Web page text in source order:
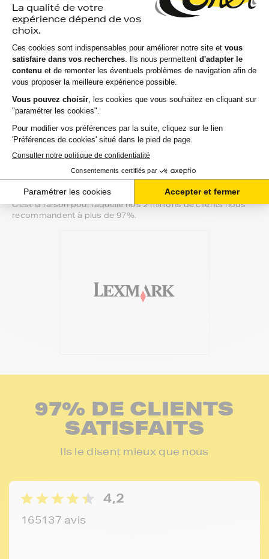
Si vous avez la moindre question sur la
compatibilité de votre produit avec votre
imprimante lexmark all-in-one-f, nous
sommes à votre écoute.
Notre équipe de conseillers saura vous accompagner sur le
meilleur choix ou sur l'installation de vos cartouches
d'encre. Ils sont disponibles soit par message au sein de
votre espace client ou directement par téléphone.
Une fois votre choix effectué, votre paiement est effectué
de manière complètement sécurisée. Plusieurs moyens de
paiements sont proposés selon vos besoins.
Il ne reste plus à vos cartouches d'encre pour lexmark all-in-
one-f de quitter notre entrepôt. Vous saurez à tout moment
où se trouve votre commande grâce au lien de suivi que
nous vous mettons à disposition. Nous savons qu'un
besoin de cartouches d'encre est souvent assez urgent.
C'est la raison pour laquelle nos 2 millions de clients nous
recommandent à plus de 97%.
97% DE CLIENTS
SATISFAITS
Ils le disent mieux que nous
4,2
165137 avis